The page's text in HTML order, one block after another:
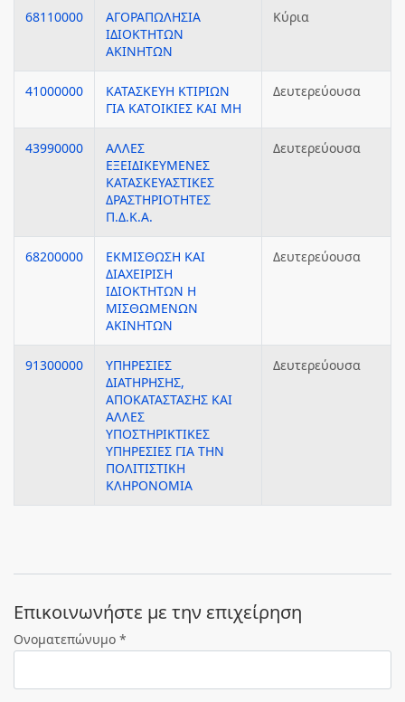
68110000
ΑΓΟΡΑΠΩΛΗΣΙΑ
ΙΔΙΟΚΤΗΤΩΝ
ΑΚΙΝΗΤΩΝ
Κύρια
41000000
ΚΑΤΑΣΚΕΥΗ ΚΤΙΡΙΩΝ
ΓΙΑ ΚΑΤΟΙΚΙΕΣ ΚΑΙ ΜΗ
Δευτερεύουσα
43990000
ΑΛΛΕΣ
ΕΞΕΙΔΙΚΕΥΜΕΝΕΣ
ΚΑΤΑΣΚΕΥΑΣΤΙΚΕΣ
ΔΡΑΣΤΗΡΙΟΤΗΤΕΣ
Π.Δ.Κ.Α.
Δευτερεύουσα
68200000
ΕΚΜΙΣΘΩΣΗ ΚΑΙ
ΔΙΑΧΕΙΡΙΣΗ
ΙΔΙΟΚΤΗΤΩΝ Η
ΜΙΣΘΩΜΕΝΩΝ
ΑΚΙΝΗΤΩΝ
Δευτερεύουσα
91300000
ΥΠΗΡΕΣΙΕΣ
ΔΙΑΤΗΡΗΣΗΣ,
ΑΠΟΚΑΤΑΣΤΑΣΗΣ ΚΑΙ
ΑΛΛΕΣ
ΥΠΟΣΤΗΡΙΚΤΙΚΕΣ
ΥΠΗΡΕΣΙΕΣ ΓΙΑ ΤΗΝ
ΠΟΛΙΤΙΣΤΙΚΗ
ΚΛΗΡΟΝΟΜΙΑ
Δευτερεύουσα
Eπικοινωνήστε με την επιχείρηση
Ονοματεπώνυμο *